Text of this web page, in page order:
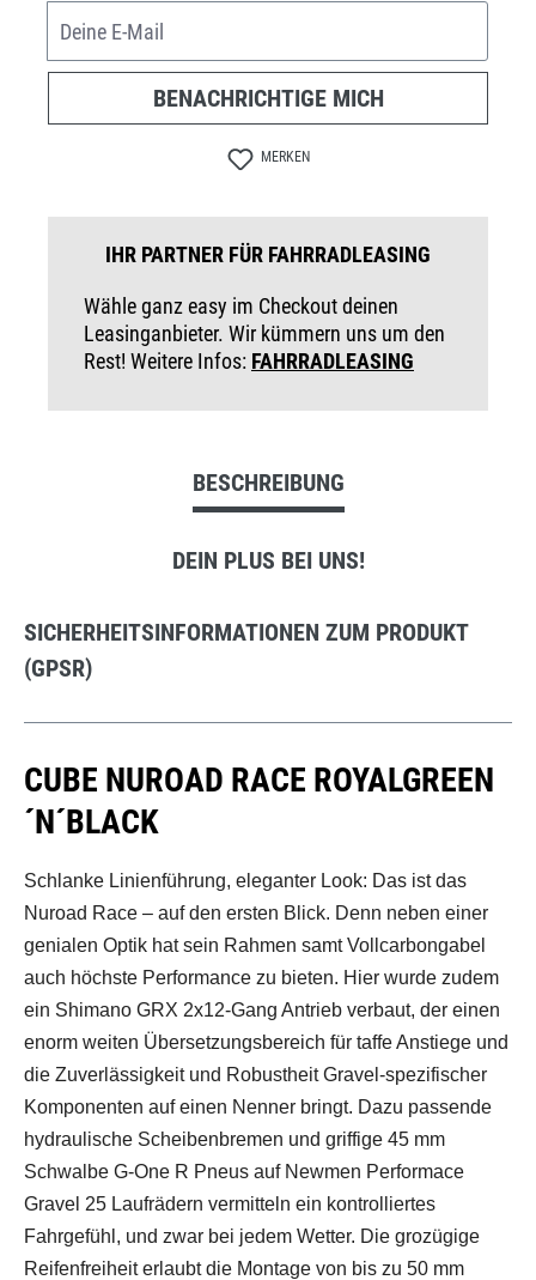
Deine E-Mail
BENACHRICHTIGE MICH
MERKEN
IHR PARTNER FÜR FAHRRADLEASING
Wähle ganz easy im Checkout deinen
Leasinganbieter. Wir kümmern uns um den
Rest! Weitere Infos: FAHRRADLEASING
BESCHREIBUNG
DEIN PLUS BEI UNS!
SICHERHEITSINFORMATIONEN ZUM PRODUKT
(GPSR)
CUBE NUROAD RACE ROYALGREEN
´N´BLACK
Schlanke Linienführung, eleganter Look: Das ist das
Nuroad Race – auf den ersten Blick. Denn neben einer
genialen Optik hat sein Rahmen samt Vollcarbongabel
auch höchste Performance zu bieten. Hier wurde zudem
ein Shimano GRX 2x12-Gang Antrieb verbaut, der einen
enorm weiten Übersetzungsbereich für taffe Anstiege und
die Zuverlässigkeit und Robustheit Gravel-spezifischer
Komponenten auf einen Nenner bringt. Dazu passende
hydraulische Scheibenbremen und griffige 45 mm
Schwalbe G-One R Pneus auf Newmen Performace
Gravel 25 Laufrädern vermitteln ein kontrolliertes
Fahrgefühl, und zwar bei jedem Wetter. Die grozügige
Reifenfreiheit erlaubt die Montage von bis zu 50 mm